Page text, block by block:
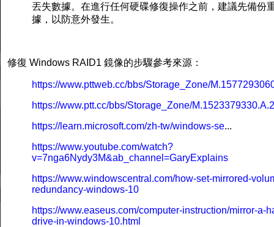
丟失數據。在進行任何硬碟修復操作之前，建議先備份
據，以防意外發生。
修復 Windows RAID1 鏡像的步驟參考來源：
https://www.pttweb.cc/bbs/Storage_Zone/
https://www.ptt.cc/bbs/Storage_Zone/
https://learn.microsoft.com/zh-tw/windows-se...
https://www.youtube.com/watch?
v=7nga6Nydy3M&ab_channel=GaryExplains
https://www.windowscentral.com/how-set-mirrored-
redundancy-windows-10
https://www.easeus.com/computer-instruction/mirror-a-
drive-in-windows-10.html